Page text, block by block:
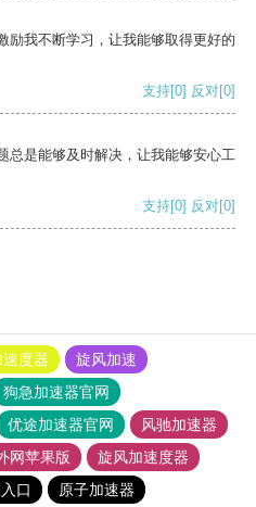
励我不断学习，让我能够取得更好的
支持[0] 反对[0]
总是能够及时解决，让我能够安心工
支持[0] 反对[0]
度器
旋风加速
狗急加速器官网
优途加速器官网
风驰加速器
网苹果版
旋风加速度器
口 原子加速器